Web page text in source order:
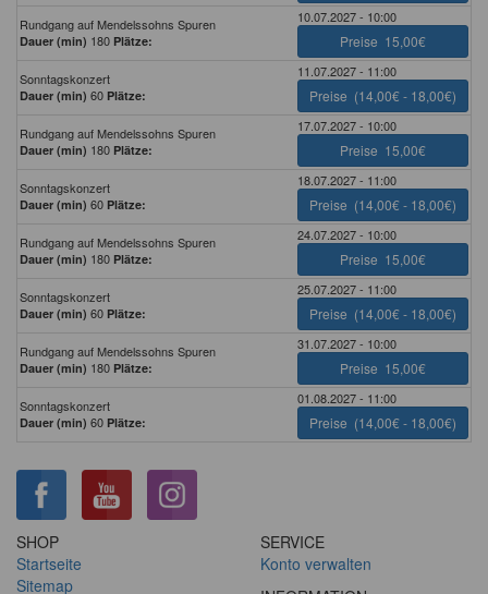
Rundgang auf Mendelssohns Spuren
Dauer (min) 180 Plätze:
10.07.2027 - 10:00
Preise 15,00€
Sonntagskonzert
Dauer (min) 60 Plätze:
11.07.2027 - 11:00
Preise (14,00€ - 18,00€)
Rundgang auf Mendelssohns Spuren
Dauer (min) 180 Plätze:
17.07.2027 - 10:00
Preise 15,00€
Sonntagskonzert
Dauer (min) 60 Plätze:
18.07.2027 - 11:00
Preise (14,00€ - 18,00€)
Rundgang auf Mendelssohns Spuren
Dauer (min) 180 Plätze:
24.07.2027 - 10:00
Preise 15,00€
Sonntagskonzert
Dauer (min) 60 Plätze:
25.07.2027 - 11:00
Preise (14,00€ - 18,00€)
Rundgang auf Mendelssohns Spuren
Dauer (min) 180 Plätze:
31.07.2027 - 10:00
Preise 15,00€
Sonntagskonzert
Dauer (min) 60 Plätze:
01.08.2027 - 11:00
Preise (14,00€ - 18,00€)
SHOP
Startseite
Sitemap
SERVICE
Konto verwalten